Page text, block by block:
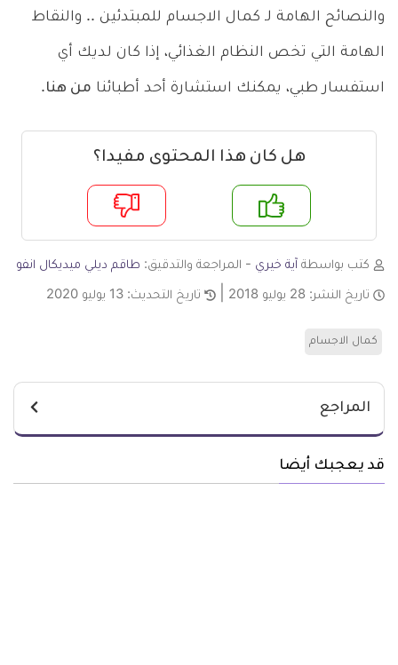
والنصائح الهامة لـ كمال الاجسام للمبتدئين .. والنقاط
الهامة التي تخص النظام الغذائي، إذا كان لديك أي
استفسار طبي، يمكنك استشارة أحد أطبائنا من هنا.
هل كان هذا المحتوى مفيدا؟
لا
كتب بواسطة آية خيري - المراجعة والتدقيق: طاقم ديلي ميديكال انفو
تاريخ النشر: 28 يوليو 2018 تاريخ التحديث: 13 يوليو 2020
كمال الاجسام
المراجع
قد يعجبك أيضا